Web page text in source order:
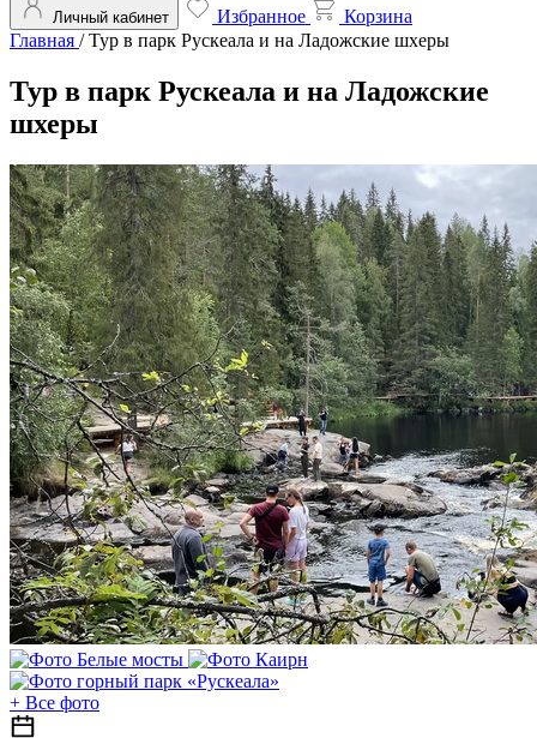
Личный кабинет Избранное
Корзина
Главная /Тур в парк Рускеала и на Ладожские шхеры
Тур в парк Рускеала и на Ладожские
шхеры
+ Все фото